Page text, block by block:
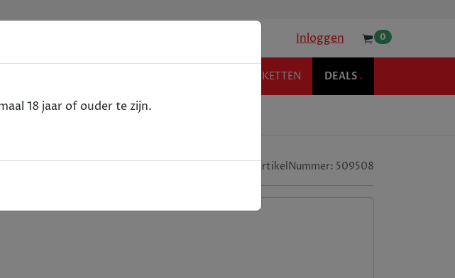
Inloggen 0
RELATIEPAKKETTEN DEALS .
ArtikelNummer: 509508
18 jaar of ouder te zijn.